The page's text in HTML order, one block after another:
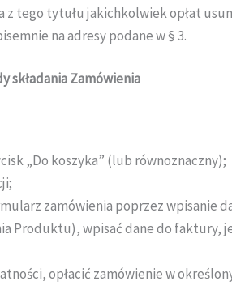
tego tytułu jakichkolwiek opłat
na adresy podane w § 3.
składania Zamówienia
„Do koszyka” (lub równoznaczny);
zamówienia poprzez wpisanie
Produktu), wpisać dane do faktury,
opłacić zamówienie w